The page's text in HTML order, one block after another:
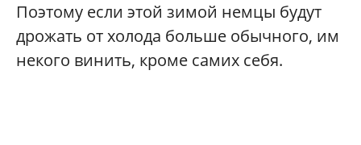
Поэтому если этой зимой немцы будут
дрожать от холода больше обычного, им
некого винить, кроме самих себя.